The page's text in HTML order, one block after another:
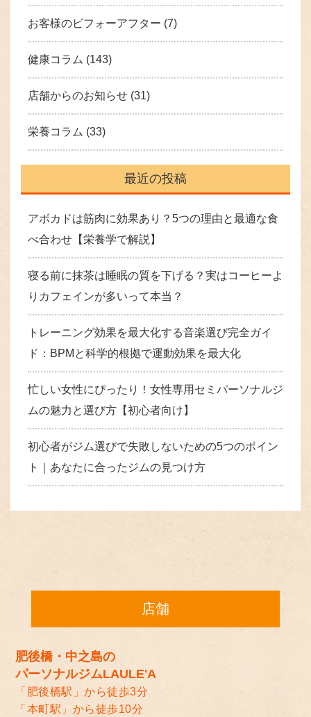
お客様のビフォーアフター (7)
健康コラム (143)
店舗からのお知らせ (31)
栄養コラム (33)
最近の投稿
アボカドは筋肉に効果あり？5つの理由と最適な食
べ合わせ【栄養学で解説】
寝る前に抹茶は睡眠の質を下げる？実はコーヒーよ
りカフェインが多いって本当？
トレーニング効果を最大化する音楽選び完全ガイ
ド：BPMと科学的根拠で運動効果を最大化
忙しい女性にぴったり！女性専用セミパーソナルジ
ムの魅力と選び方【初心者向け】
初心者がジム選びで失敗しないための5つのポイン
ト｜あなたに合ったジムの見つけ方
店舗
肥後橋・中之島の
パーソナルジムLAULE'A
「肥後橋駅」から徒歩3分
「本町駅」から徒歩10分